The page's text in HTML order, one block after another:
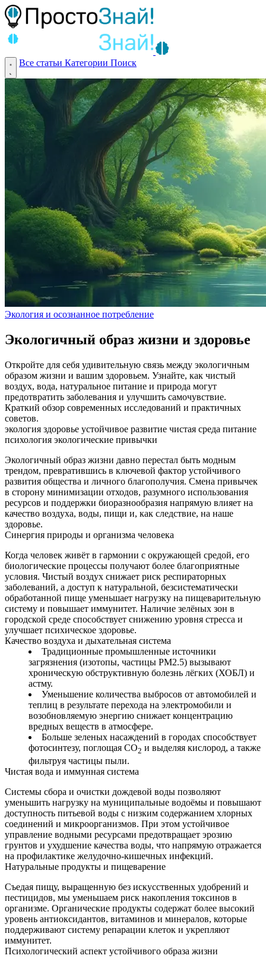
Все статьи Категории Поиск
Экология и осознанное потребление
Экологичный образ жизни и здоровье
Откройте для себя удивительную связь между экологичным
образом жизни и вашим здоровьем. Узнайте, как чистый
воздух, вода, натуральное питание и природа могут
предотвратить заболевания и улучшить самочувствие.
Краткий обзор современных исследований и практичных
советов.
экология здоровье устойчивое развитие чистая среда питание
психология экологические привычки
Экологичный образ жизни давно перестал быть модным
трендом, превратившись в ключевой фактор устойчивого
развития общества и личного благополучия. Смена привычек
в сторону минимизации отходов, разумного использования
ресурсов и поддержки биоразнообразия напрямую влияет на
качество воздуха, воды, пищи и, как следствие, на наше
здоровье.
Синергия природы и организма человека
Когда человек живёт в гармонии с окружающей средой, его
биологические процессы получают более благоприятные
условия. Чистый воздух снижает риск респираторных
заболеваний, а доступ к натуральной, безсистематически
обработанной пище уменьшает нагрузку на пищеварительную
систему и повышает иммунитет. Наличие зелёных зон в
городской среде способствует снижению уровня стресса и
улучшает психическое здоровье.
Качество воздуха и дыхательная система
Традиционные промышленные источники
загрязнения (изотопы, частицы PM2.5) вызывают
хроническую обструктивную болезнь лёгких (ХОБЛ) и
астму.
Уменьшение количества выбросов от автомобилей и
теплиц в результате перехода на электромобили и
возобновляемую энергию снижает концентрацию
вредных веществ в атмосфере.
Больше зеленых насаждений в городах способствует
фотосинтезу, поглощая CO2 и выделяя кислород, а также
фильтруя частицы пыли.
Чистая вода и иммунная система
Системы сбора и очистки дождевой воды позволяют
уменьшить нагрузку на муниципальные водоёмы и повышают
доступность питьевой воды с низким содержанием хлорных
соединений и микроорганизмов. При этом устойчивое
управление водными ресурсами предотвращает эрозию
грунтов и ухудшение качества воды, что напрямую отражается
на профилактике желудочно-кишечных инфекций.
Натуральные продукты и пищеварение
Съедая пищу, выращенную без искусственных удобрений и
пестицидов, мы уменьшаем риск накопления токсинов в
организме. Органические продукты содержат более высокий
уровень антиоксидантов, витаминов и минералов, которые
поддерживают систему репарации клеток и укрепляют
иммунитет.
Психологический аспект устойчивого образа жизни